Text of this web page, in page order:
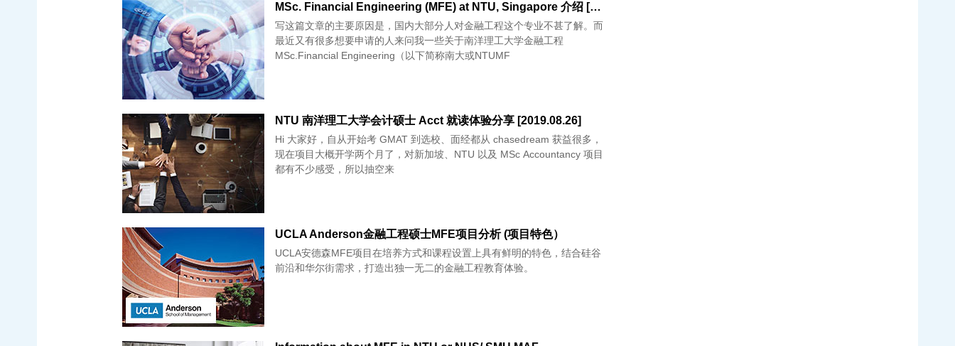
MSc. Financial Engineering (MFE) at NTU, Singapore 介绍 [2017.09.14]
写这篇文章的主要原因是，国内大部分人对金融工程这个专业不甚了解。而
最近又有很多想要申请的人来问我一些关于南洋理工大学金融工程
MSc.Financial Engineering（以下简称南大或NTUMF
NTU 南洋理工大学会计硕士 Acct 就读体验分享 [2019.08.26]
Hi 大家好，自从开始考 GMAT 到选校、面经都从 chasedream 获益很多，
现在项目大概开学两个月了，对新加坡、NTU 以及 MSc Accountancy 项目
都有不少感受，所以抽空来
UCLA Anderson金融工程硕士MFE项目分析 (项目特色）
UCLA安德森MFE项目在培养方式和课程设置上具有鲜明的特色，结合硅谷
前沿和华尔街需求，打造出独一无二的金融工程教育体验。